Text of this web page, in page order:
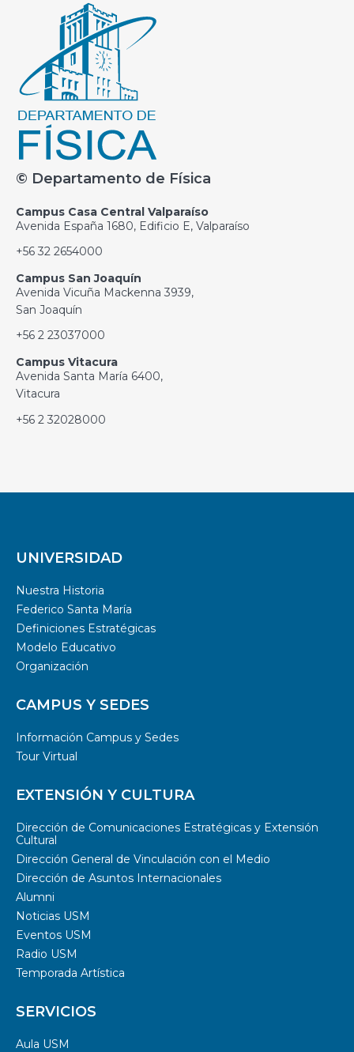
© Departamento de Física
Campus Casa Central Valparaíso
Avenida España 1680, Edificio E, Valparaíso
+56 32 2654000
Campus San Joaquín
Avenida Vicuña Mackenna 3939,
San Joaquín
+56 2 23037000
Campus Vitacura
Avenida Santa María 6400,
Vitacura
+56 2 32028000
UNIVERSIDAD
Nuestra Historia
Federico Santa María
Definiciones Estratégicas
Modelo Educativo
Organización
CAMPUS Y SEDES
Información Campus y Sedes
Tour Virtual
EXTENSIÓN Y CULTURA
Dirección de Comunicaciones Estratégicas y Extensión
Cultural
Dirección General de Vinculación con el Medio
Dirección de Asuntos Internacionales
Alumni
Noticias USM
Eventos USM
Radio USM
Temporada Artística
SERVICIOS
Aula USM